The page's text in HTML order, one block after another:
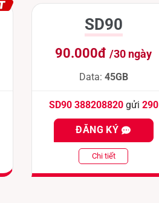
SD90
90.000đ/30 ngày
Data: 45GB
SD90 388208820gửi 290
ĐĂNG KÝ
Chi tiết